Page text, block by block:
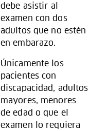
debe asistir al
examen con dos
adultos que no estén
en embarazo.
Únicamente los
pacientes con
discapacidad, adultos
mayores, menores
de edad o que el
examen lo requiera